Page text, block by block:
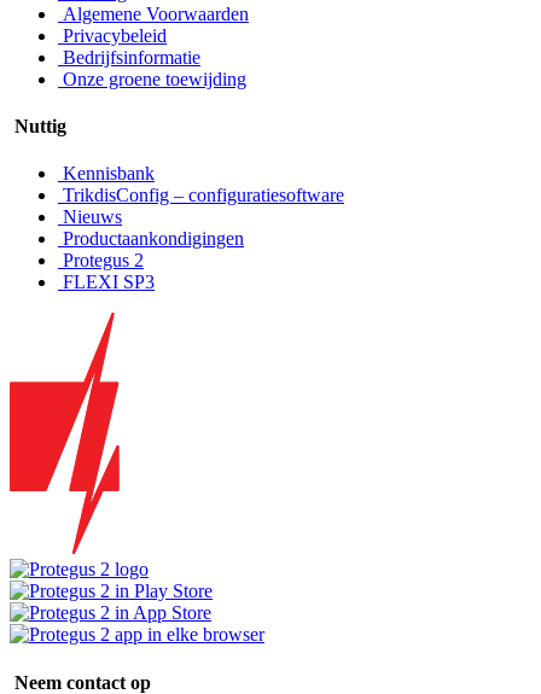
Algemene Voorwaarden
Privacybeleid
Bedrijfsinformatie
Onze groene toewijding
Nuttig
Kennisbank
TrikdisConfig – configuratiesoftware
Nieuws
Productaankondigingen
Protegus 2
FLEXI SP3
Neem contact op